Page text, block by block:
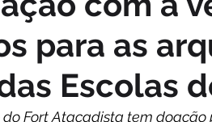
Costelariapara as
Escolas
Fort Atacadista tem